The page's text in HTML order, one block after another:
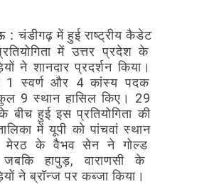
:चंडीगढ़ मेंहुईराष्ट्रीयकैडेट
में उत्तर प्रदेश के
ने शानदार प्रदर्शन किया।
1 स्वर्णऔर 4 कांस्य पदक
9 स्थान हासिल किए।
29
बीचहुईइस प्रतियोगिता की
में यूपी कोपांचवांस्थान
मेरठ केवैभव सेन ने गोल्ड
जबकि हापुड़, वाराणसीके
नेब्रॉन्ज पर कब्जाकिया।